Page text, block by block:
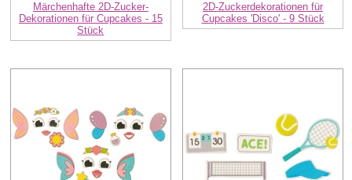
Märchenhafte 2D-Zucker-
Dekorationen für Cupcakes - 15
Stück
2D-Zuckerdekorationen für
Cupcakes 'Disco' - 9 Stück